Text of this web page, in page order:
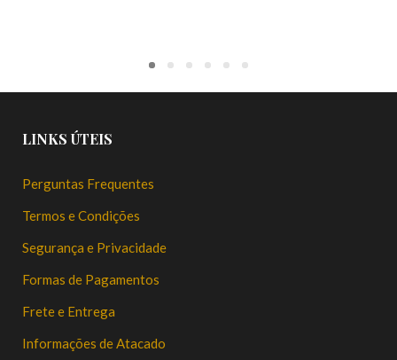
LINKS ÚTEIS
Perguntas Frequentes
Termos e Condições
Segurança e Privacidade
Formas de Pagamentos
Frete e Entrega
Informações de Atacado